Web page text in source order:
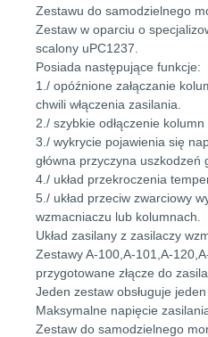
Zestawu do samodzielnego
Zestaw w oparciu o
scalony uPC1237.
Posiada następujące funkcje:
1./ opóźnione załączanie
chwili włączenia zasilania.
2./ szybkie odłączenie kolumn
3./ wykrycie pojawienia się
główna przyczyna uszkodzeń
4./ układ przekroczenia
5./ układ przeciw zwarciowy
wzmacniaczu lub kolumnach.
Układ zasilany z zasilaczy
Zestawy A-100,A-101,A-
przygotowane złącze do
Jeden zestaw obsługuje jeden
Maksymalne napięcie
Zestaw do samodzielnego